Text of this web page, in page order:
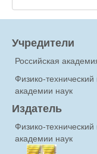
Учредители
Российская
Физико-
академии наук
Издатель
Физико-
академии наук